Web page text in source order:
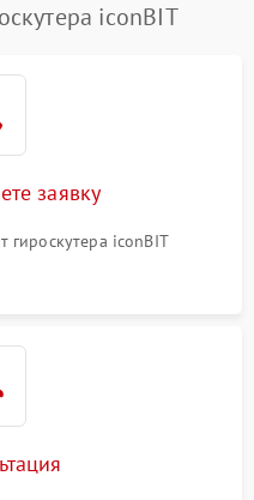
iconBIT
заявку
гироскутера iconBIT